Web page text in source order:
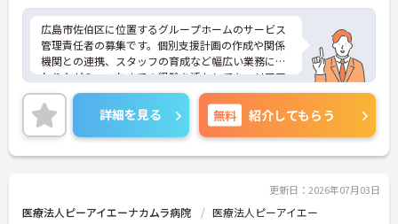
広島市佐伯区に位置するグループホームのサービス
管理責任者の募集です。個別支援計画の作成や関係
機関との連携、スタッフの育成など幅広い業務に携
わりながら、これまでの経験を活かしてキャリアア
ップを目指せます。社内研修制度も整っており、役
職に応じたサポート体制があるため安心して働くこ
とができます。ご興味のある方には、面接対策ポイ
ントなどさらに詳細をお話いたしますので、お気軽
にご相談ください。
詳細を見る 無料 紹介してもらう
更新日：2026年07月03日
医療法人ピーアイエーナカムラ病院 医療法人ピーアイエー